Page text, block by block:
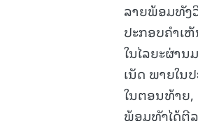
ລາຍພ້ອມທັງ
ປະກອບຄຳເ
ໃນໄລຍະຜ່າ
ເນັດ ພາຍໃນ
ໃນຕອນທ້າຍ,
ພ້ອມທັງໄດ້ຕີ